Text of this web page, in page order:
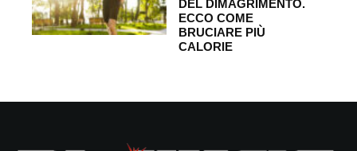
DEL DIMAGRIMENTO.
ECCO COME
BRUCIARE PIÙ
CALORIE